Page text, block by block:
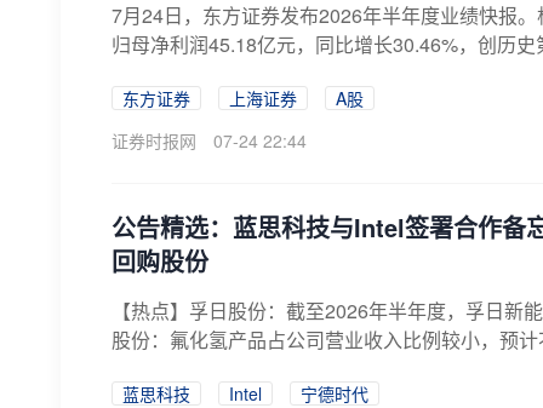
7月24日，东方证券发布2026年半年度业绩快报
归母净利润45.18亿元，同比增长30.46%，创历
东方证券 上海证券
A股
证券时报网
07-24 22:44
公告精选：蓝思科技与Intel签署合作
回购股份
【热点】孚日股份：截至2026年半年度，孚日
股份：氟化氢产品占公司营业收入比例较小，预
蓝思科技 Intel
宁德时代